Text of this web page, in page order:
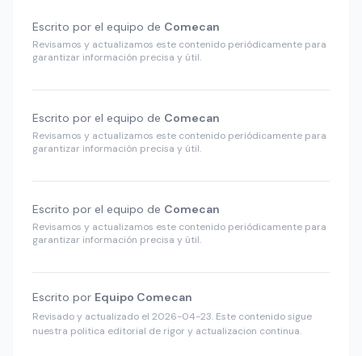
Escrito por el equipo de Comecan
Revisamos y actualizamos este contenido periódicamente para
garantizar información precisa y útil.
Escrito por el equipo de Comecan
Revisamos y actualizamos este contenido periódicamente para
garantizar información precisa y útil.
Escrito por el equipo de Comecan
Revisamos y actualizamos este contenido periódicamente para
garantizar información precisa y útil.
Escrito por Equipo Comecan
Revisado y actualizado el 2026-04-23. Este contenido sigue
nuestra politica editorial de rigor y actualizacion continua.